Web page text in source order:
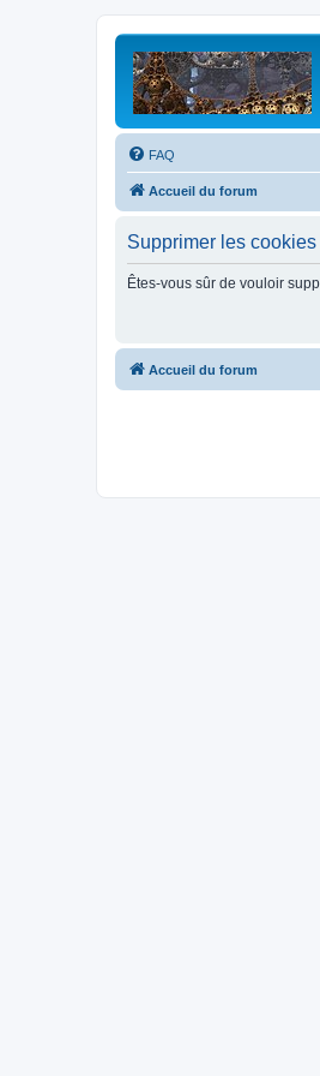
FAQ
Accueil du forum
Supprimer les cookies
Êtes-vous sûr de vouloir
Accueil du forum